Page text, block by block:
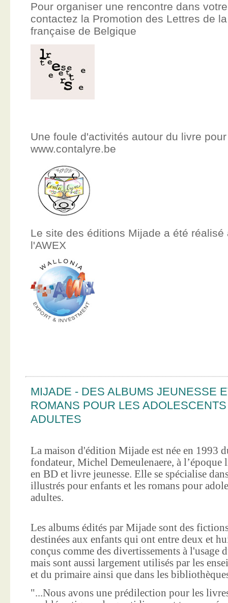
Pour organiser une rencontre dans
contactez la Promotion des Lettres de
française de Belgique
Une foule d'activités autour du livre
www.contalyre.be
Le site des éditions Mijade a été réalisé
l'AWEX
MIJADE - DES ALBUMS JEUNESSE
ROMANS POUR LES
ADULTES
La maison d'édition Mijade est née en 1993
fondateur, Michel Demeulenaere, à l’époque
en BD et livre jeunesse. Elle se spécialise
illustrés pour enfants et les romans pour
adultes.
Les albums édités par Mijade sont des
destinées aux enfants qui ont entre deux et
conçus comme des divertissements à
mais sont aussi largement utilisés par les
et du primaire ainsi que dans les
"...Nous avons une prédilection pour les